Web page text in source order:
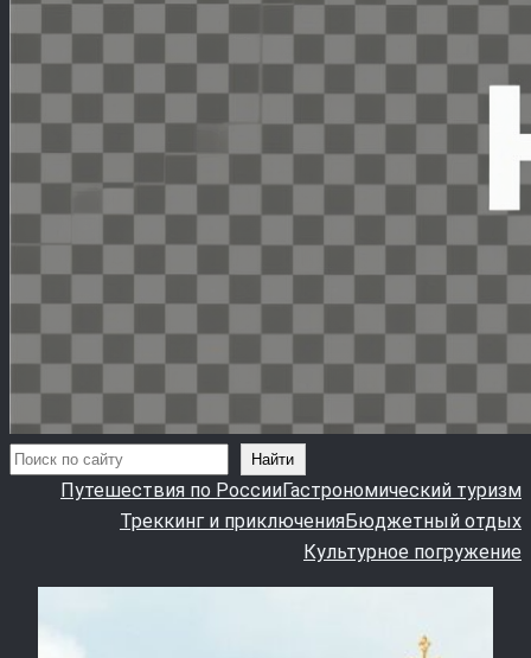
Поиск Найти
Путешествия по РоссииГастрономический туризм
Треккинг и приключенияБюджетный отдых
Культурное погружение